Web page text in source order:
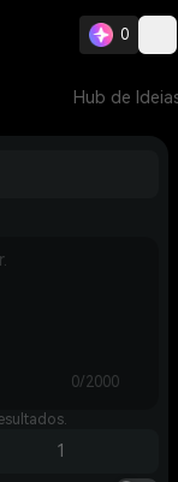
0
Hub de
0/2000
1